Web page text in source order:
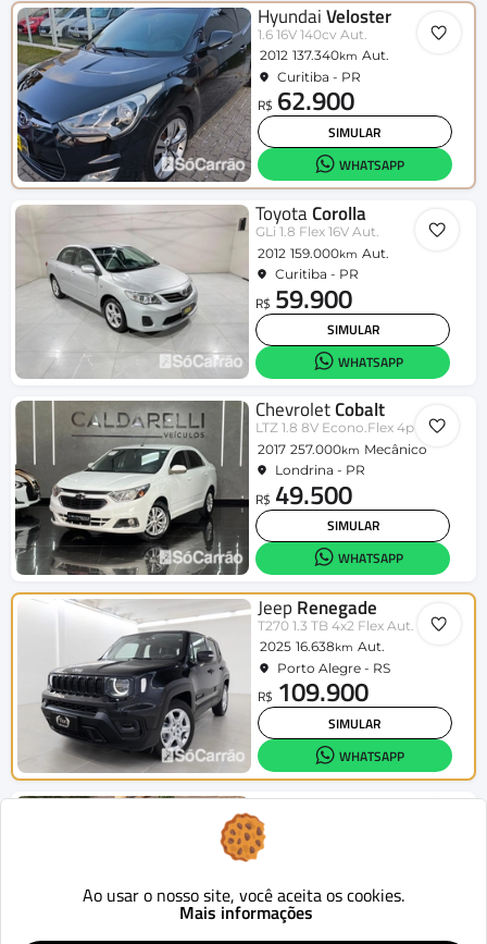
HyundaiVeloster
1.6 16V 140cv Aut.
2012 137.340km Aut.
Curitiba - PR
R$ 62.900
SIMULAR
WHATSAPP
ToyotaCorolla
GLi 1.8 Flex 16V Aut.
2012 159.000km Aut.
Curitiba - PR
R$ 59.900
SIMULAR
WHATSAPP
ChevroletCobalt
LTZ 1.8 8V Econo.Flex 4p Mec.
2017 257.000km Mecânico
Londrina - PR
R$ 49.500
SIMULAR
WHATSAPP
Jeep Renegade
T270 1.3 TB 4x2 Flex Aut.
2025 16.638km Aut.
Porto Alegre - RS
R$ 109.900
SIMULAR
WHATSAPP
JeepRenegade
2023
R$ 99.900
Ao usar o nosso site, você aceita os cookies.
Mais informações